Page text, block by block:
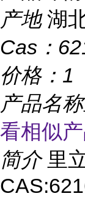
产地 湖
Cas：
价格： 1
产品名称
看相似
简介 里